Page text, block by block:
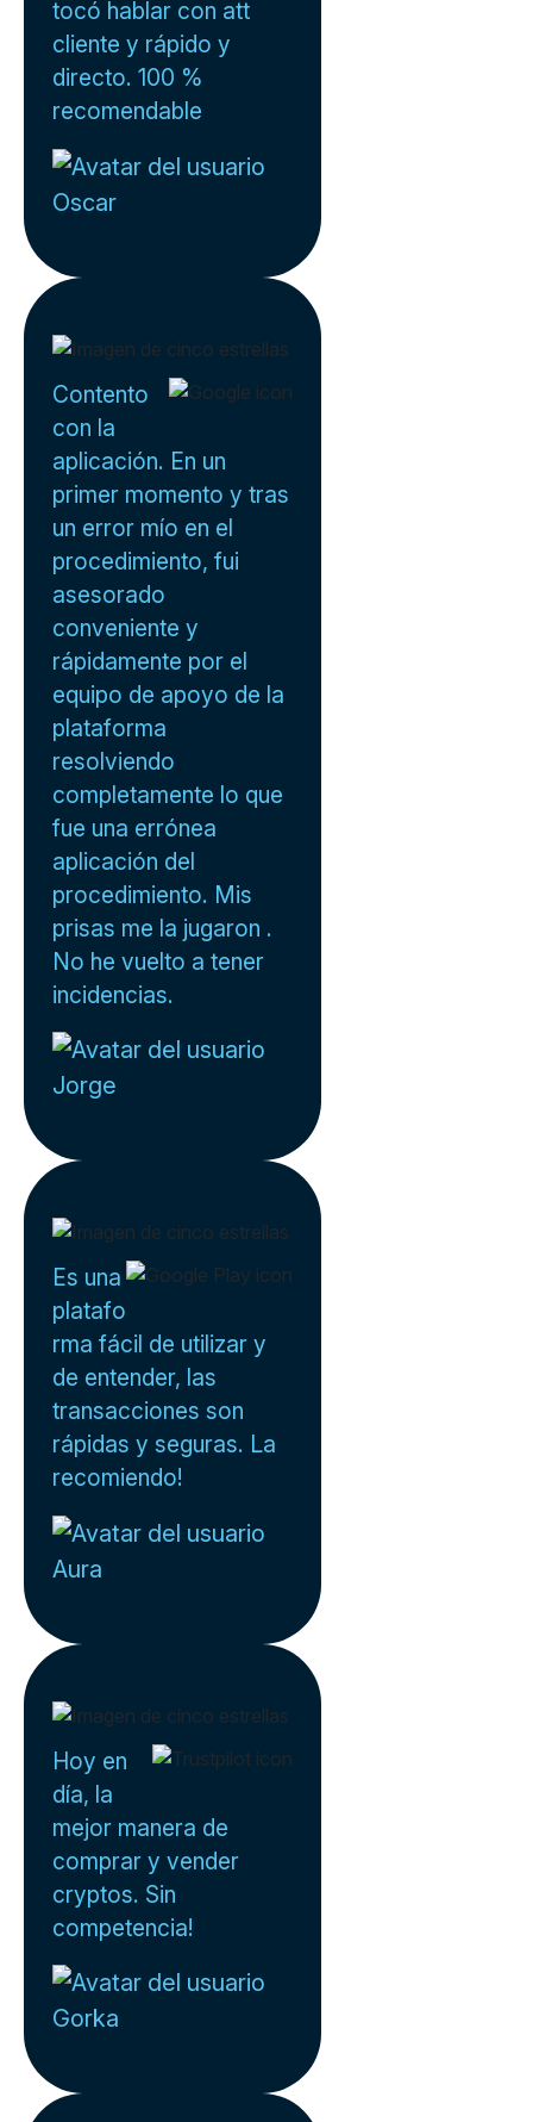
tocó hablar con att
cliente y rápido y
directo. 100 %
recomendable
Oscar
Contento
con la
aplicación. En un
primer momento y tras
un error mío en el
procedimiento, fui
asesorado
conveniente y
rápidamente por el
equipo de apoyo de la
plataforma
resolviendo
completamente lo que
fue una errónea
aplicación del
procedimiento. Mis
prisas me la jugaron .
No he vuelto a tener
incidencias.
Jorge
Es una
platafo
rma fácil de utilizar y
de entender, las
transacciones son
rápidas y seguras. La
recomiendo!
Aura
Hoy en
día, la
mejor manera de
comprar y vender
cryptos. Sin
competencia!
Gorka